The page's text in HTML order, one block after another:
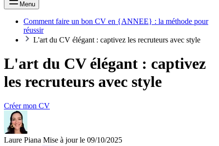
Menu
Comment faire un bon CV en {ANNEE} : la méthode pour
réussir
L'art du CV élégant : captivez les recruteurs avec style
L'art du CV élégant : captivez
les recruteurs avec style
Créer mon CV
Laure Piana Mise à jour le 09/10/2025